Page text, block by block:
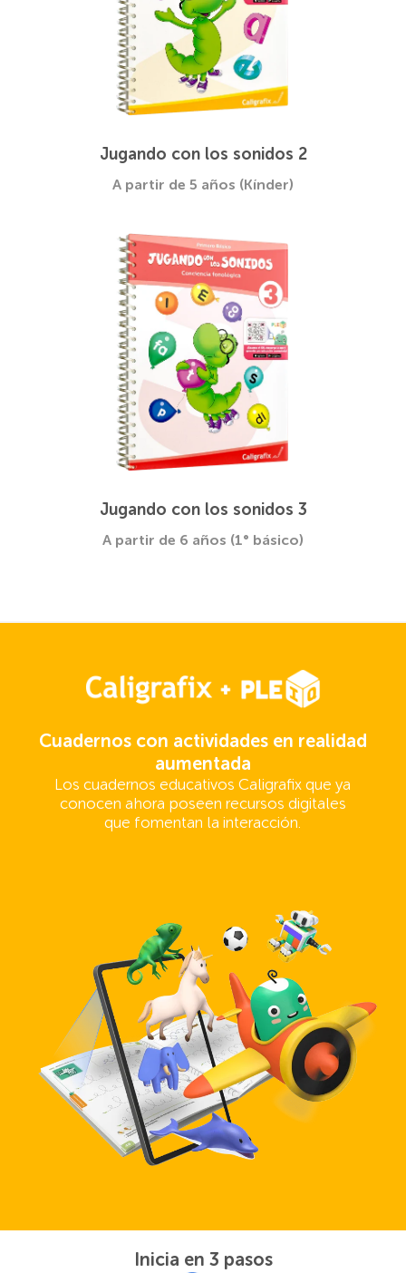
Jugando con los sonidos 2
A partir de 5 años (Kínder)
Jugando con los sonidos 3
A partir de 6 años (1° básico)
Cuadernos con actividades en realidad
aumentada
Los cuadernos educativos Caligrafix que ya
conocen ahora poseen recursos digitales
que fomentan la interacción.
Inicia en 3 pasos